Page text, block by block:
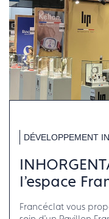
DÉVELOPPEMENT
l'espace
Francéclat vous